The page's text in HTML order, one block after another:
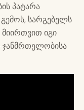
პატარა
სარგებელს
იგი
ჯანმრთელობისა